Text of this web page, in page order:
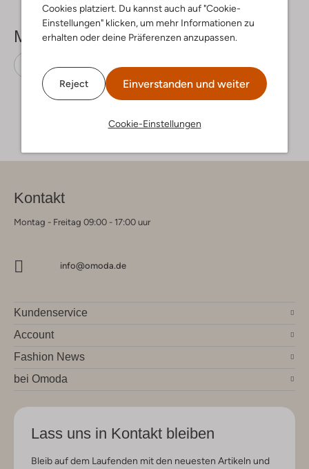
Cookies platziert. Du kannst auch auf "Cookie-
Einstellungen" klicken, um mehr Informationen zu
erhalten oder deine Präferenzen anzupassen.
Reject Einverstanden und weiter
Cookie-Einstellungen
Mehr sehen
Ankle Boots Timberland Nubuk
Kontakt
Montag - Freitag 09:00 - 17:00 uur
info@omoda.de
Kundenservice
Account
Fashion News
bei Omoda
Lass uns in Kontakt bleiben
Bleib auf dem Laufenden mit den neuesten Artikeln und